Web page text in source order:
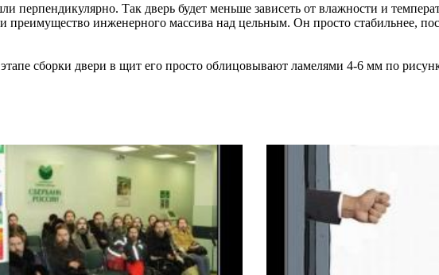
Так дверь будет меньше зависеть от влажности и
преимущество инженерного массива над цельным. Он просто стабильнее,
сборки двери в щит его просто облицовывают ламелями 4-6 мм по